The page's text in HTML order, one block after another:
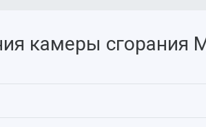
камеры сгорания